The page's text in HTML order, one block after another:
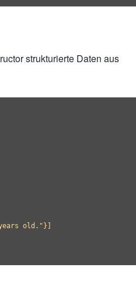
strukturierte Daten aus
old."}]